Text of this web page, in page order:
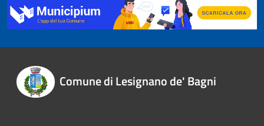
Comune di Lesignano de' Bagni